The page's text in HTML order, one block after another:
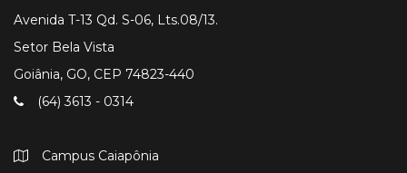
Avenida T-13 Qd. S-06, Lts.08/13.
Setor Bela Vista
Goiânia, GO, CEP 74823-440
(64) 3613 - 0314
Campus Caiapônia